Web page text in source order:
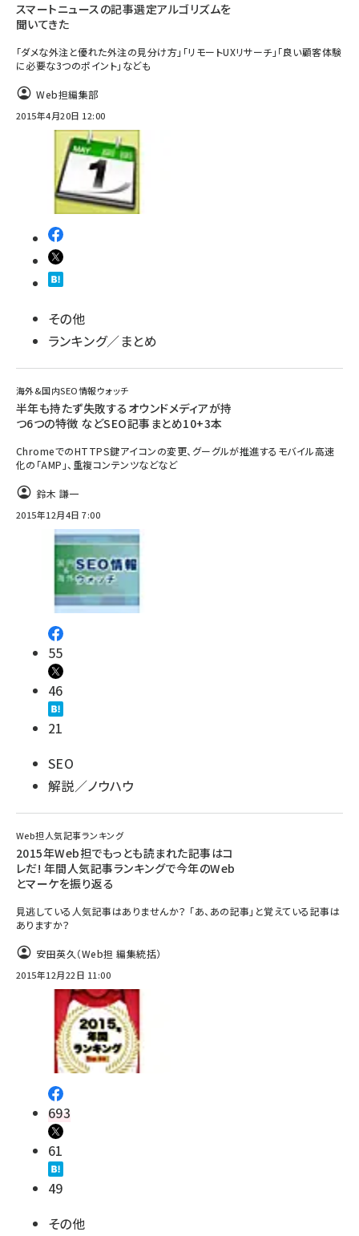
スマートニュースの記事選定アルゴリズムを
聞いてきた
「ダメな外注と優れた外注の見分け方」「リモートUXリサーチ」「良い顧客体験
に必要な3つのポイント」なども
Web担編集部
2015年4月20日 12:00
その他
ランキング／まとめ
海外&国内SEO情報ウォッチ
半年も持たず失敗するオウンドメディアが持
つ6つの特徴 などSEO記事まとめ10+3本
ChromeでのHTTPS鍵アイコンの変更、グーグルが推進するモバイル高速
化の「AMP」、重複コンテンツなどなど
鈴木 謙一
2015年12月4日 7:00
55
46
21
SEO
解説／ノウハウ
Web担人気記事ランキング
2015年Web担でもっとも読まれた記事はコ
レだ! 年間人気記事ランキングで今年のWeb
とマーケを振り返る
見逃している人気記事はありませんか？ 「あ、あの記事」と覚えている記事は
ありますか？
安田英久（Web担 編集統括）
2015年12月22日 11:00
693
61
49
その他